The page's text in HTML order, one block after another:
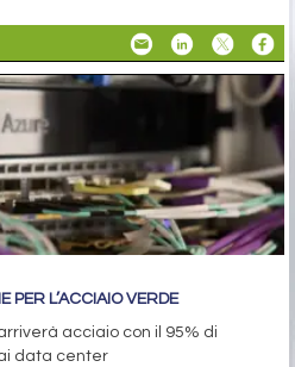
PER L’ACCIAIO VERDE
acciaio con il 95% di
data center